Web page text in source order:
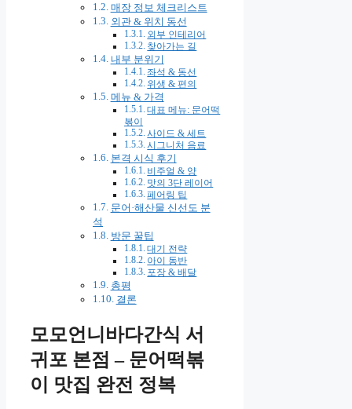
매장 정보 체크리스트
외관 & 위치 동선
외부 인테리어
찾아가는 길
내부 분위기
좌석 & 동선
위생 & 편의
메뉴 & 가격
대표 메뉴: 문어떡
볶이
사이드 & 세트
시그니처 음료
본격 시식 후기
비주얼 & 양
맛의 3단 레이어
페어링 팁
문어·해산물 신선도 분
석
방문 꿀팁
대기 전략
아이 동반
포장 & 배달
총평
결론
모모언니바다간식 서
귀포 본점 – 문어떡볶
이 맛집 완전 정복